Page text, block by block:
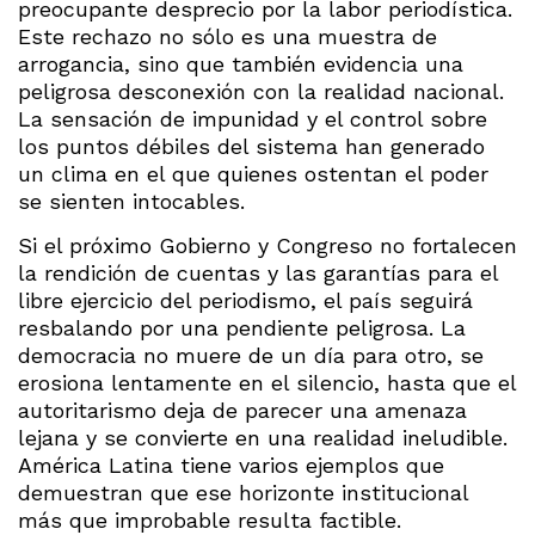
preocupante desprecio por la labor periodística.
Este rechazo no sólo es una muestra de
arrogancia, sino que también evidencia una
peligrosa desconexión con la realidad nacional.
La sensación de impunidad y el control sobre
los puntos débiles del sistema han generado
un clima en el que quienes ostentan el poder
se sienten intocables.
Si el próximo Gobierno y Congreso no fortalecen
la rendición de cuentas y las garantías para el
libre ejercicio del periodismo, el país seguirá
resbalando por una pendiente peligrosa. La
democracia no muere de un día para otro, se
erosiona lentamente en el silencio, hasta que el
autoritarismo deja de parecer una amenaza
lejana y se convierte en una realidad ineludible.
América Latina tiene varios ejemplos que
demuestran que ese horizonte institucional
más que improbable resulta factible.